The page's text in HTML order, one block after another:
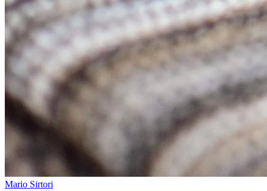
Mario Sirtori